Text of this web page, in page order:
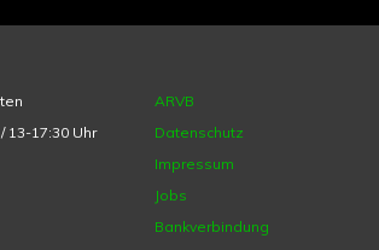
13-17:30 Uhr
ARVB
Datenschutz
Impressum
Jobs
Bankverbindung